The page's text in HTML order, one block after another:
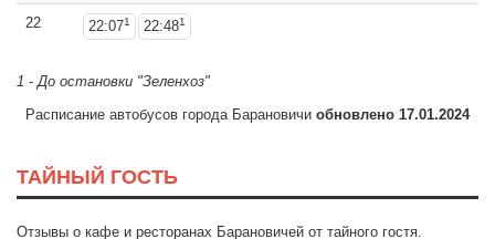
22 22:071 22:481
1 - До остановки "Зеленхоз"
Расписание автобусов города Барановичи обновлено 17.01.2024
ТАЙНЫЙ ГОСТЬ
Отзывы о кафе и ресторанах Барановичей от тайного гостя.